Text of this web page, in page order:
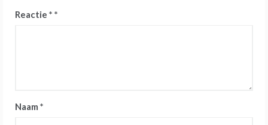
Reactie *
Naam *